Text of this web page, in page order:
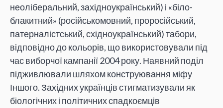
неоліберальний, західноукраїнський) і «біло-
блакитний» (російськомовний, проросійський,
патерналістський, східноукраїнський) табори,
відповідно до кольорів, що використовували під
час виборчої кампанії 2004 року. Наявний поділ
підживлювали шляхом конструювання міфу
Іншого. Західних українців стигматизували як
біологічних і політичних спадкоємців